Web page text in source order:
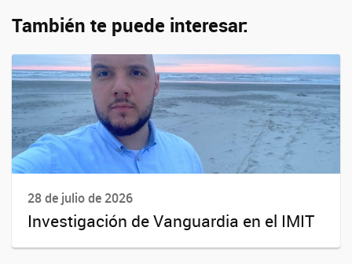
También te puede interesar:
28 de julio de 2026
Investigación de Vanguardia en el IMIT